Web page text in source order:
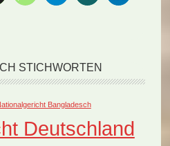
STICHWORTEN
Bangladesch
Deutschland